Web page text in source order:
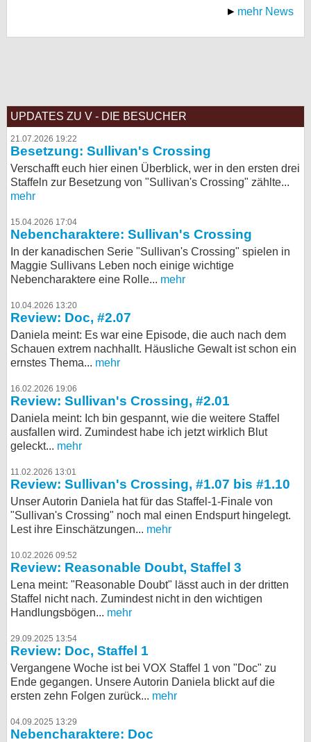
mehr News
UPDATES ZU V - DIE BESUCHER
21.07.2026 19:22
Besetzung: Sullivan's Crossing
Verschafft euch hier einen Überblick, wer in den ersten drei
Staffeln zur Besetzung von "Sullivan's Crossing" zählte...
mehr
15.04.2026 17:04
Nebencharaktere: Sullivan's Crossing
In der kanadischen Serie "Sullivan's Crossing" spielen in
Maggie Sullivans Leben noch einige wichtige
Nebencharaktere eine Rolle... mehr
10.04.2026 13:20
Review: Doc, #2.07
Daniela meint: Es war eine Episode, die auch nach dem
Schauen extrem nachhallt. Häusliche Gewalt ist schon ein
ernstes Thema... mehr
16.02.2026 19:06
Review: Sullivan's Crossing, #2.01
Daniela meint: Ich bin gespannt, wie die weitere Staffel
ausfallen wird. Zumindest habe ich jetzt wirklich Blut
geleckt... mehr
11.02.2026 13:01
Review: Sullivan's Crossing, #1.07 bis #1.10
Unser Autorin Daniela hat für das Staffel-1-Finale von
"Sullivan's Crossing" noch mal einen Endspurt hingelegt.
Lest ihre Einschätzungen... mehr
10.02.2026 09:52
Review: Reasonable Doubt, Staffel 3
Lena meint: "Reasonable Doubt" lässt auch in der dritten
Staffel nicht nach. Zumindest nicht in den wichtigen
Handlungsbögen... mehr
29.09.2025 13:54
Review: Doc, Staffel 1
Vergangene Woche ist bei VOX Staffel 1 von "Doc" zu
Ende gegangen. Unsere Autorin Daniela blickt auf die
ersten zehn Folgen zurück... mehr
04.09.2025 13:29
Nebencharaktere: Doc